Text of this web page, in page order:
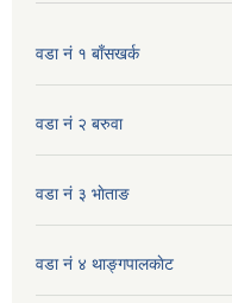
वडा नं १ बाँसखर्क
वडा नं २ बरुवा
वडा नं ३ भाेताङ
वडा नं ४ थाङ्गपालकाेट